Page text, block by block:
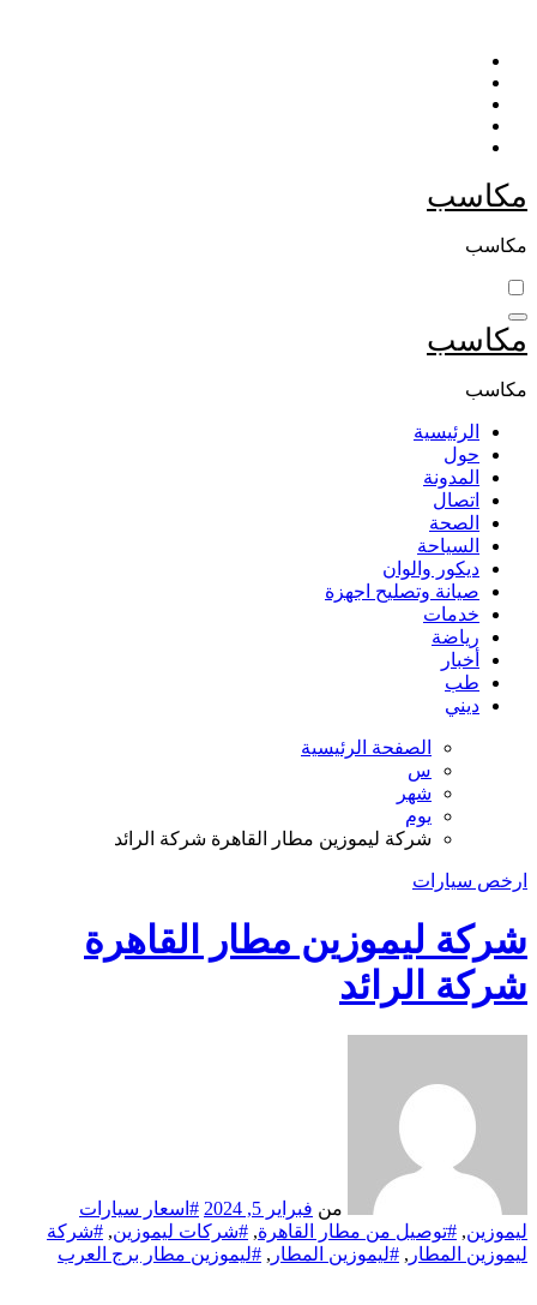
التجاوز
المحتوى
مكاسب
مكاسب
مكاسب
مكاسب
الرئيسية
حول
المدونة
اتصال
الصحة
السياحة
ديكور والوان
صيانة وتصليح اجهزة
خدمات
رياضة
أخبار
طب
ديني
الصفحة الرئيسية
س
شهر
يوم
شركة ليموزين مطار القاهرة شركة الرائد
ارخص سيارات
شركة ليموزين مطار القاهرة
شركة الرائد
من فبراير 5, 2024
#اسعار سيارات
ليموزين, #توصيل من مطار القاهرة, #شركات ليموزين, #شركة
ليموزين المطار , #ليموزين المطار , #ليموزين مطار برج العرب